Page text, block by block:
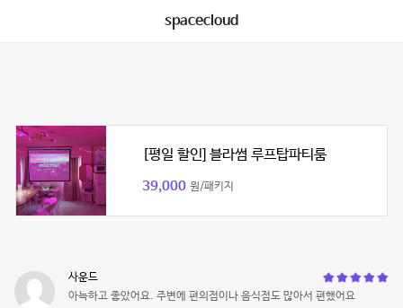
spacecloud
[평일 할인] 블라썸 루프탑파티룸
39,000 원/패키지
사운드
아늑하고 좋았어요. 주변에 편의점이나 음식점도 많아서 편했어요